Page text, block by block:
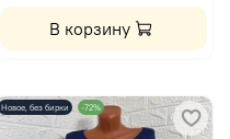
В корзину
Новое, без бирки -72%